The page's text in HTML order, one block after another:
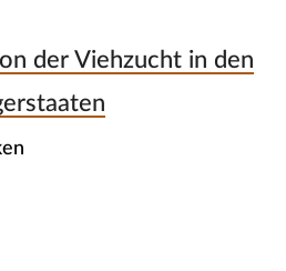
der Viehzucht in den